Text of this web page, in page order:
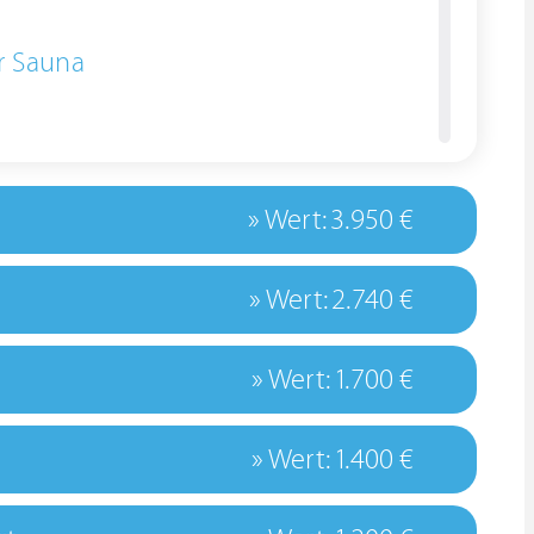
Sauna
» Wert: 3.950 €
» Wert: 2.740 €
» Wert: 1.700 €
» Wert: 1.400 €